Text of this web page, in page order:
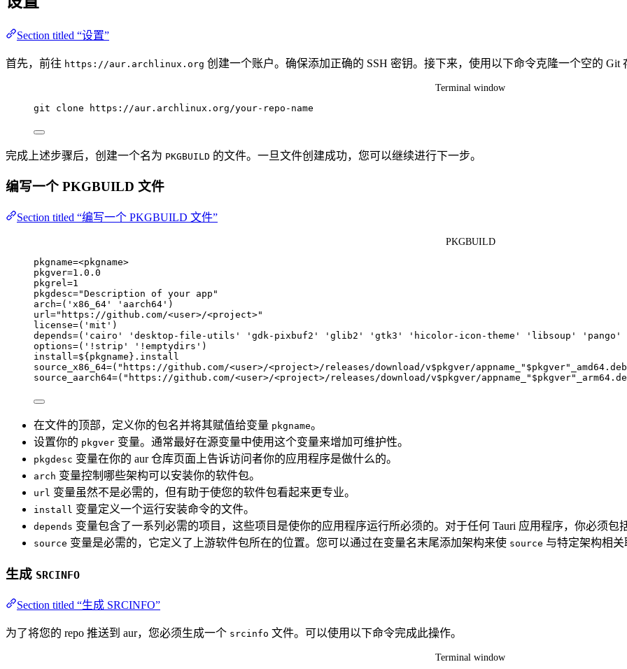
Section titled “设置”
首先，前往 https://aur.archlinux.org 创建一个账户。确保添加正确的 SSH 密钥。接下来，使用以下命令克隆一个空的 Git
Terminal window
git clone https://aur.archlinux.org/your-repo-name
完成上述步骤后，创建一个名为 PKGBUILD 的文件。一旦文件创建成功，您可以继续进行下一步。
编写一个 PKGBUILD 文件
Section titled “编写一个 PKGBUILD 文件”
PKGBUILD
pkgname=<pkgname>
pkgver=1.0.0
pkgrel=1
pkgdesc="Description of your app "
arch=( ' x86_64 ' ' aarch64 ' )
url=" https://github.com/<user>/<project>"
license=( ' mit ' )
depends=( ' cairo ' ' desktop-file-utils ' ' gdk-pixbuf2 ' ' glib2 ' ' gtk3 ' ' hicolor-icon-theme ' ' libsoup ' ' pango '
options=( ' !strip ' ' !emptydirs ' )
install=${pkgname}.install
source_x86_64=( " https://github.com/<user>/<project>/releases/download/v$pkgver/appname_ " $pkgver"
_amd64.deb
source_aarch64=( " https://github.com/<user>/<project>/releases/download/v$pkgver/appname_ " $pkgver"
在文件的顶部，定义你的包名并将其赋值给变量 pkgname。
设置你的 pkgver 变量。通常最好在源变量中使用这个变量来增加可维护性。
pkgdesc 变量在你的 aur 仓库页面上告诉访问者你的应用程序是做什么的。
arch 变量控制哪些架构可以安装你的软件包。
url 变量虽然不是必需的，但有助于使您的软件包看起来更专业。
install 变量定义一个运行安装命令的文件。
depends 变量包含了一系列必需的项目，这些项目是使你的应用程序运行所必须的。对于任何 Tauri 应用程序，你必须包
source 变量是必需的，它定义了上游软件包所在的位置。您可以通过在变量名末尾添加架构来使 source 与特定架构相关
生成 SRCINFO
Section titled “生成 SRCINFO”
为了将您的 repo 推送到 aur，您必须生成一个 srcinfo 文件。可以使用以下命令完成此操作。
Terminal window